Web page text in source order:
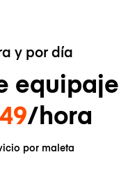
y por día
equipaje
/hora
por maleta